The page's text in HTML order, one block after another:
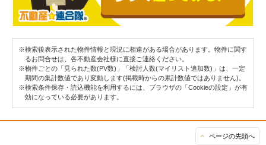
※検索後表示された物件情報と現況に相違がある場合があります。物件に関す
るお問合せは、各不動産会社様に直接ご連絡ください。
※物件ごとの「見られた数(PV数)」「検討人数(マイリスト追加数)」は、一定
期間の集計数値であり変動します(掲載時からの累計数値ではありません)。
※検索条件保存・読込機能を利用するには、ブラウザの「Cookieの設定」が有
効になっている必要があります。
ページの先頭へ